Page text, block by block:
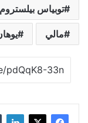
توبياس بيلستروم
مالي